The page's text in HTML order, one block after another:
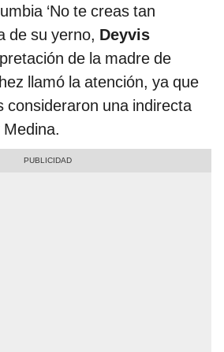
‘No te creas tan
de su yerno, Deyvis
de la madre de
llamó la atención, ya que
consideraron una indirecta